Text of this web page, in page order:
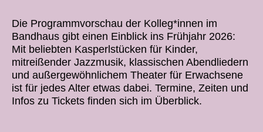
Die Programmvorschau der Kolleg*innen im
Bandhaus gibt einen Einblick ins Frühjahr 2026:
Mit beliebten Kasperlstücken für Kinder,
mitreißender Jazzmusik, klassischen Abendliedern
und außergewöhnlichem Theater für Erwachsene
ist für jedes Alter etwas dabei. Termine, Zeiten und
Infos zu Tickets finden sich im Überblick.